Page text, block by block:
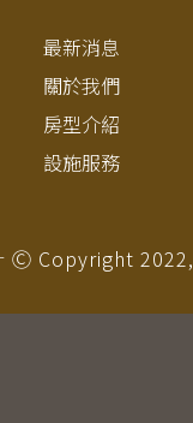
最新消息
關於我們
房型介紹
設施服務
Ⓒ Copyright 2022,